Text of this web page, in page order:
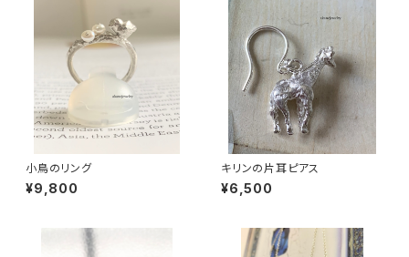
小鳥のリング
¥9,800
キリンの片耳ピアス
¥6,500